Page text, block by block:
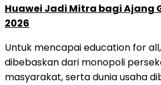
Huawei Jadi Mitra bagi Ajang
2026
Untuk mencapai education for
dibebaskan dari monopoli
masyarakat, serta dunia usaha